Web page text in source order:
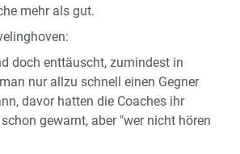
mehr als gut.
doch enttäuscht, zumindest in
nur allzu schnell einen Gegner
davor hatten die Coaches ihr
gewarnt, aber "wer nicht hören